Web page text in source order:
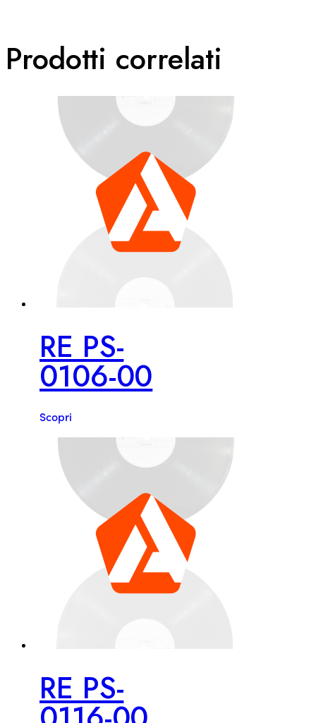
Prodotti correlati
RE PS-
0106-00
Scopri
RE PS-